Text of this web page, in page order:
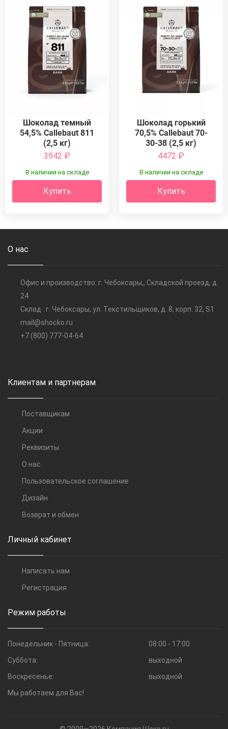
Шоколад темный
54,5% Callebaut 811
(2,5 кг)
3942 ₽
В наличии на складе
Купить
Шоколад горький
70,5% Callebaut 70-
30-38 (2,5 кг)
4472 ₽
В наличии на складе
Купить
О нас
Офис и производство: г. Чебоксары,, Складской проезд, д.
24
Склад : г. Чебоксары, ул. Текстильщиков, д. 8, корп. 32, S1
mail@shocko.ru
+7 (800) 777-04-64
Клиентам и партнерам
Поставщикам
Акции
Реквизиты
О нас
Пользовательское соглашение
Дизайн
Возврат и обмен
Личный кабинет
Написать нам
Регистрация
Режим работы
Понедельник - Пятница:
08:00 - 17:00
Суббота:
выходной
Воскресенье:
выходной
Мы работаем для Вас!